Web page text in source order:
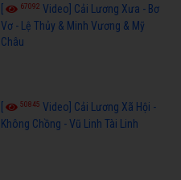
[ 67092 Video] Cải Lương Xưa - Bơ
Vơ - Lệ Thủy & Minh Vương & Mỹ
Châu
50845 Video] Cải Lương Xã Hội -
Không Chồng - Vũ Linh Tài Linh